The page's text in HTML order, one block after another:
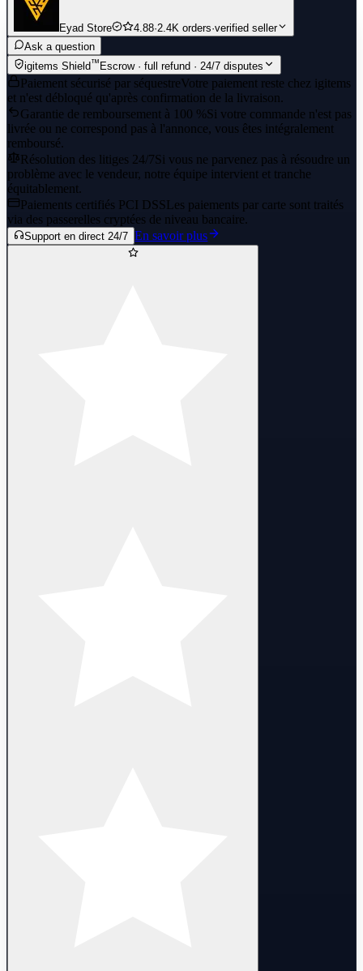
Eyad Store 4.88·2.4K orders·verified seller
Ask a question
igitems Shield™Escrow · full refund · 24/7 disputes
Paiement sécurisé par séquestreVotre paiement reste chez igitems
et n'est débloqué qu'après confirmation de la livraison.
Garantie de remboursement à 100 %Si votre commande n'est pas
livrée ou ne correspond pas à l'annonce, vous êtes intégralement
remboursé.
Résolution des litiges 24/7Si vous ne parvenez pas à résoudre un
problème avec le vendeur, notre équipe intervient et tranche
équitablement.
Paiements certifiés PCI DSSLes paiements par carte sont traités
via des passerelles cryptées de niveau bancaire.
Support en direct 24/7 En savoir plus